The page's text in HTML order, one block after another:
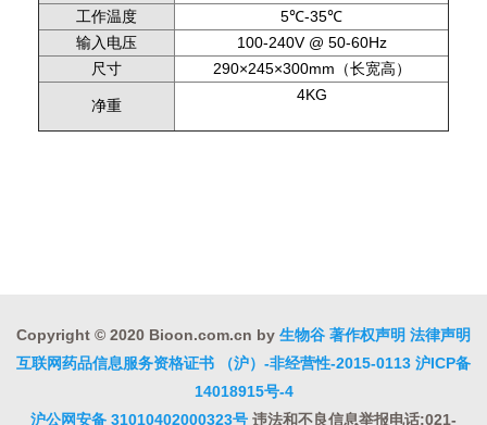
工作温度
5℃-35℃
输入电压
100-240V @ 50-60Hz
尺寸
290×245×300mm（长宽高）
净重
4KG
Copyright © 2020 Bioon.com.cn by 生物谷 著作权声明 法律声明
互联网药品信息服务资格证书 （沪）-非经营性-2015-0113 沪ICP备
14018915号-4
沪公网安备 31010402000323号 违法和不良信息举报电话:021-